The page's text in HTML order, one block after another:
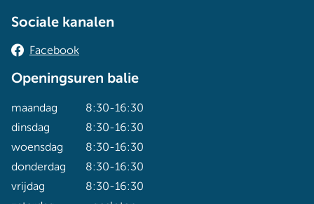
Sociale kanalen
Facebook
Openingsuren balie
maandag
8:30-16:30
dinsdag
8:30-16:30
woensdag
8:30-16:30
donderdag
8:30-16:30
vrijdag
8:30-16:30